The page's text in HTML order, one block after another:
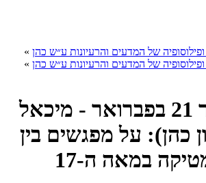
של המדעים והרעיונות ע״ש כהן »
של המדעים והרעיונות ע״ש כהן »
סמינר מחקר 21 בפברואר - מיכאל
כהן): על מפגשים בין
במאה ה-17